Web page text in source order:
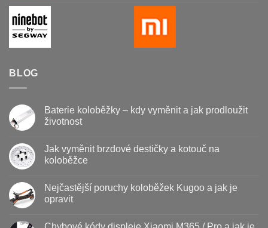
BLOG
Baterie koloběžky – kdy vyměnit a jak prodloužit
životnost
textu
s
koloběžky
kdy
jak
Jak vyměnit brzdové destičky a kotouč na
koloběžce
u
textu
s
vyměnit
Nejčastější poruchy koloběžek Kugoo a jak je
opravit
u